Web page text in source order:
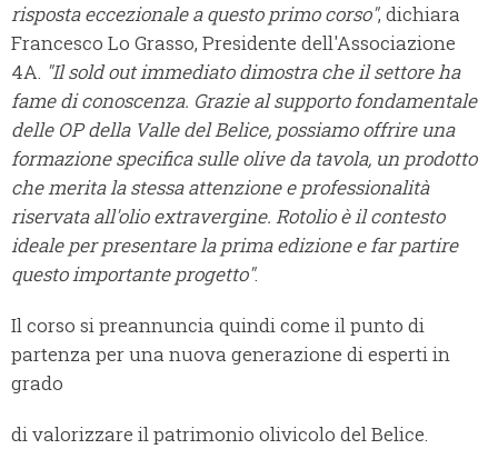
risposta eccezionale a questo primo corso", dichiara
Francesco Lo Grasso, Presidente dell'Associazione
4A. "Il sold out immediato dimostra che il settore ha
fame di conoscenza. Grazie al supporto fondamentale
delle OP della Valle del Belice, possiamo offrire una
formazione specifica sulle olive da tavola, un prodotto
che merita la stessa attenzione e professionalità
riservata all'olio extravergine. Rotolio è il contesto
ideale per presentare la prima edizione e far partire
questo importante progetto".
Il corso si preannuncia quindi come il punto di
partenza per una nuova generazione di esperti in
grado
di valorizzare il patrimonio olivicolo del Belice.